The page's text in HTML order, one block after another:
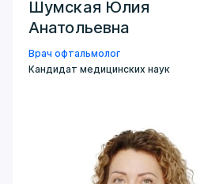
Шумская Юлия
Анатольевна
Врач офтальмолог
Кандидат медицинских наук